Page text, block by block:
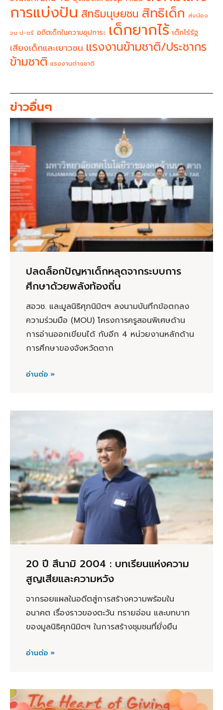
การแบ่งปัน สิทธิมนุษยชน สิทธิเด็ก ส่งน้อง
จบ ป-ตรี อดีตเด็กในความอุปการะ เด็กยากไร้ เด็กไร้รัฐ
เสียงเด็กและเยาวชน แรงงานข้ามชาติ/ประชากร
ข้ามชาติ แรงงานต่างชาติ
ข่าวอื่นๆ
ปลดล็อกปัญหาเด็กหลุดจากระบบการ
ศึกษาด้วยพลังท้องถิ่น
สอวช. และมูลนิธิศุภนิมิตฯ ลงนามบันทึกข้อตกลง
ความร่วมมือ (MOU) โครงการครูสอนพิเศษด้าน
การอ่านออกเขียนได้ กับอีก 4 หน่วยงานหลักด้าน
การศึกษาของจังหวัดตาก
อ่านต่อ »
20 ปี สึนามิ 2004 : บทเรียนแห่งความ
สูญเสียและความหวัง
จากรอยแผลในอดีตสู่การสร้างความพร้อมใน
อนาคต เรื่องราวของตะวัน ทรายอ่อน และบทบาท
ของมูลนิธิศุภนิมิตฯ ในการสร้างชุมชนที่ยั่งยืน
อ่านต่อ »